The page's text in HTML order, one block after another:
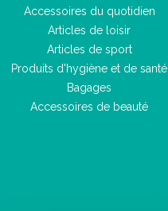
Accessoires du quotidien
Articles de loisir
Articles de sport
Produits d'hygiène et de santé
Bagages
Accessoires de beauté